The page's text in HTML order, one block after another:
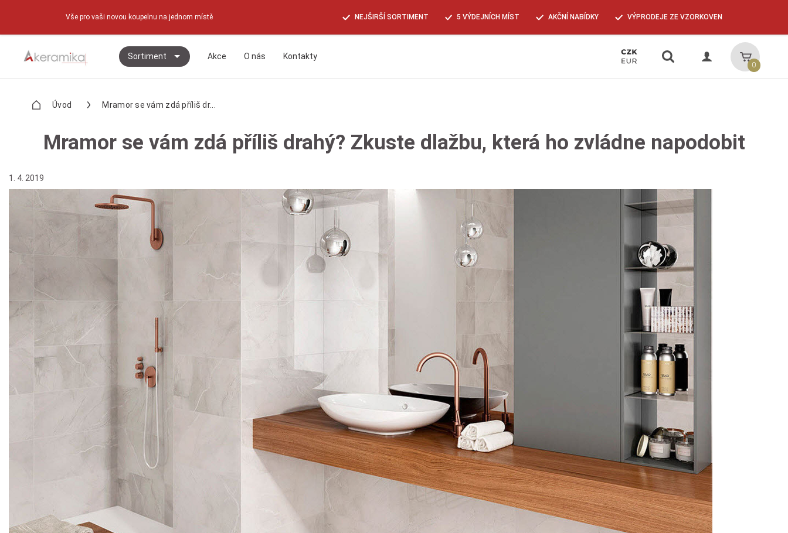
Vše pro vaši novou koupelnu na jednom místě NEJŠIRŠÍ SORTIMENT 5 VÝDEJNÍCH MÍST AKČNÍ NABÍDKY VÝPRODEJE ZE VZORKOVEN
Sortiment Akce O nás Kontakty Vyhledávání Košík
0
Úvod Mramor se vám zdá příliš dr...
Mramor se vám zdá příliš drahý? Zkuste dlažbu, která ho zvládne napodobit
1. 4. 2019